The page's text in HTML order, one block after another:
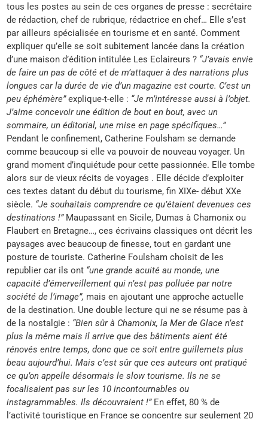
tous les postes au sein de ces organes de presse : secrétaire
de rédaction, chef de rubrique, rédactrice en chef… Elle s’est
par ailleurs spécialisée en tourisme et en santé. Comment
expliquer qu’elle se soit subitement lancée dans la création
d’une maison d’édition intitulée Les Eclaireurs ? “J’avais envie
de faire un pas de côté et de m’attaquer à des narrations plus
longues car la durée de vie d’un magazine est courte. C’est un
peu éphémère”explique-t-elle : “Je m’intéresse aussi à l’objet.
J’aime concevoir une édition de bout en bout, avec un
sommaire, un éditorial, une mise en page spécifiques…”
Pendant le confinement, Catherine Foulsham se demande
comme beaucoup si elle va pouvoir de nouveau voyager. Un
grand moment d’inquiétude pour cette passionnée. Elle tombe
alors sur de vieux récits de voyages . Elle décide d’exploiter
ces textes datant du début du tourisme, fin XIXe- début XXe
siècle. “Je souhaitais comprendre ce qu’étaient devenues ces
destinations !”Maupassant en Sicile, Dumas à Chamonix ou
Flaubert en Bretagne…, ces écrivains classiques ont décrit les
paysages avec beaucoup de finesse, tout en gardant une
posture de touriste. Catherine Foulsham choisit de les
republier car ils ont “une grande acuité au monde, une
capacité d’émerveillement qui n’est pas polluée par notre
société de l’image”, mais en ajoutant une approche actuelle
de la destination. Une double lecture qui ne se résume pas à
de la nostalgie : “Bien sûr à Chamonix, la Mer de Glace n’est
plus la même mais il arrive que des bâtiments aient été
rénovés entre temps, donc que ce soit entre guillemets plus
beau aujourd’hui. Mais c’est sûr que ces auteurs ont pratiqué
ce qu’on appelle désormais le slow tourisme. Ils ne se
focalisaient pas sur les 10 incontournables ou
instagrammables. Ils découvraient !”En effet, 80 % de
l’activité touristique en France se concentre sur seulement 20